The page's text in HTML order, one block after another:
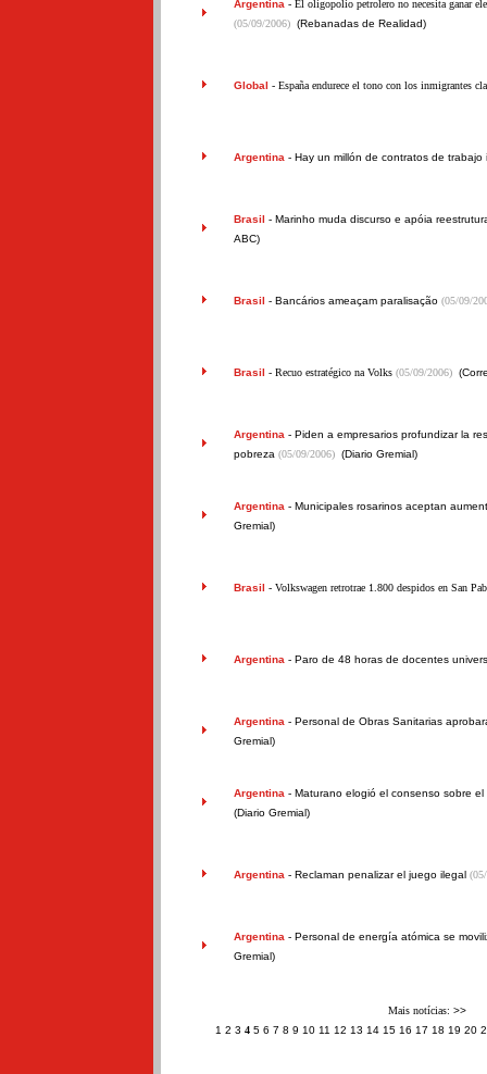
Argentina - El oligopolio petrolero no necesita ganar
(05/09/2006) (Rebanadas de Realidad)
Global - España endurece el tono con los inmigrantes
Argentina - Hay un millón de contratos de trabajo
Brasil - Marinho muda discurso e apóia
ABC)
Brasil - Bancários ameaçam paralisação (05/09/
Brasil - Recuo estratégico na Volks (05/09/2006)
Argentina - Piden a empresarios profundizar la
pobreza (05/09/2006) (Diario Gremial)
Argentina - Municipales rosarinos aceptan
Gremial)
Brasil - Volkswagen retrotrae 1.800 despidos en San
Argentina - Paro de 48 horas de docentes
Argentina - Personal de Obras Sanitarias
Gremial)
Argentina - Maturano elogió el consenso sobre el
(Diario Gremial)
Argentina - Reclaman penalizar el juego ilegal
Argentina - Personal de energía atómica se
Gremial)
Mais notícias: >>
1 2 3 4 5 6 7 8 9 10 11 12 13 14 15 16 17 18 19 20